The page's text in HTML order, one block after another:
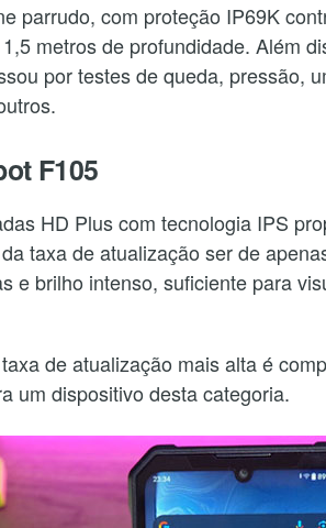
parrudo, com proteção IP69K
metros de profundidade. Além
por testes de queda, pressão,
F105
HD Plus com tecnologia IPS
taxa de atualização ser de
e brilho intenso, suficiente para
de atualização mais alta é
um dispositivo desta categoria.